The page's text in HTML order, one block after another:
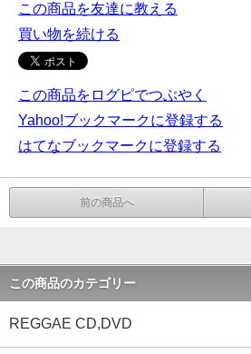
この商品を友達に教える
買い物を続ける
この商品をログピでつぶやく
Yahoo!ブックマークに登録する
はてなブックマークに登録する
前の商品へ
この商品のカテゴリー
REGGAE CD,DVD